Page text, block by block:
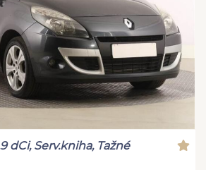
dCi, Serv.kniha, Tažné